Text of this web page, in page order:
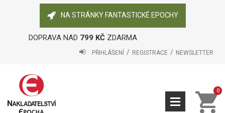
NA STRÁNKY FANTASTICKÉ EPOCHY
DOPRAVA NAD 799 KČZDARMA
PŘIHLÁŠENÍ REGISTRACE NEWSLETTER
0